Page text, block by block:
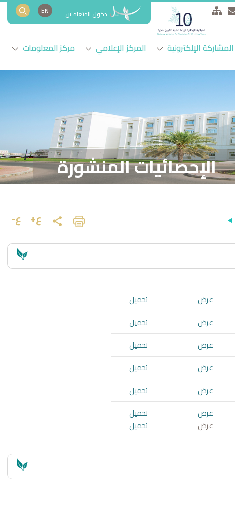
دخول المتعاملين EN
المشاركة الإلكترونية المركز الإعلامي مركز المعلومات
الإحصائيات المنشورة
ع+ ع-
عرض
تحميل
عرض
تحميل
عرض
تحميل
عرض
تحميل
عرض
تحميل
عرض
تحميل
عرض تحميل